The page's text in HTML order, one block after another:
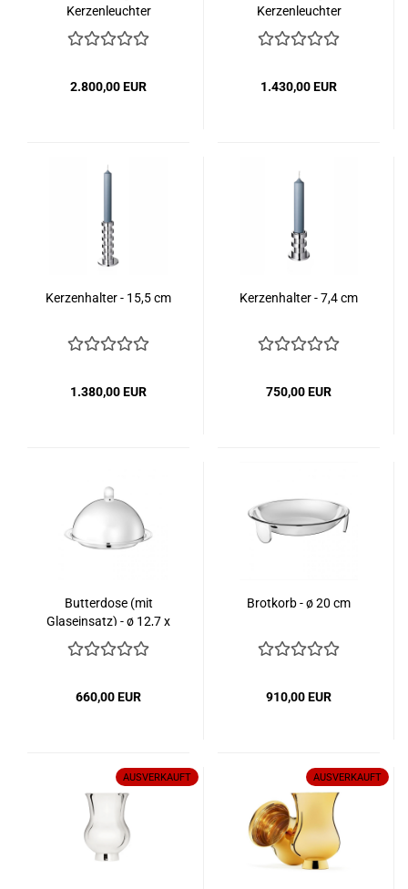
Kerzenleuchter
2.800,00 EUR
Kerzenleuchter
1.430,00 EUR
Kerzenhalter - 15,5 cm
1.380,00 EUR
Kerzenhalter - 7,4 cm
750,00 EUR
Butterdose (mit
Glaseinsatz) - ø 12,7 x
H. 7,9 cm
660,00 EUR
Brotkorb - ø 20 cm
910,00 EUR
AUSVERKAUFT AUSVERKAUFT